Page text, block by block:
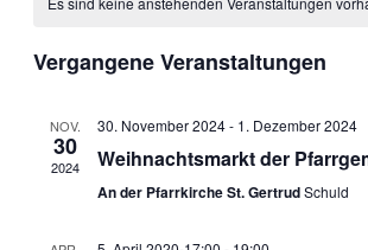
von
Vergangene Veranstaltungen
NOV.
30
2024
30. November 2024- 1. Dezember 2024
Weihnachtsmarkt der
An der Pfarrkirche St. GertrudSchuld